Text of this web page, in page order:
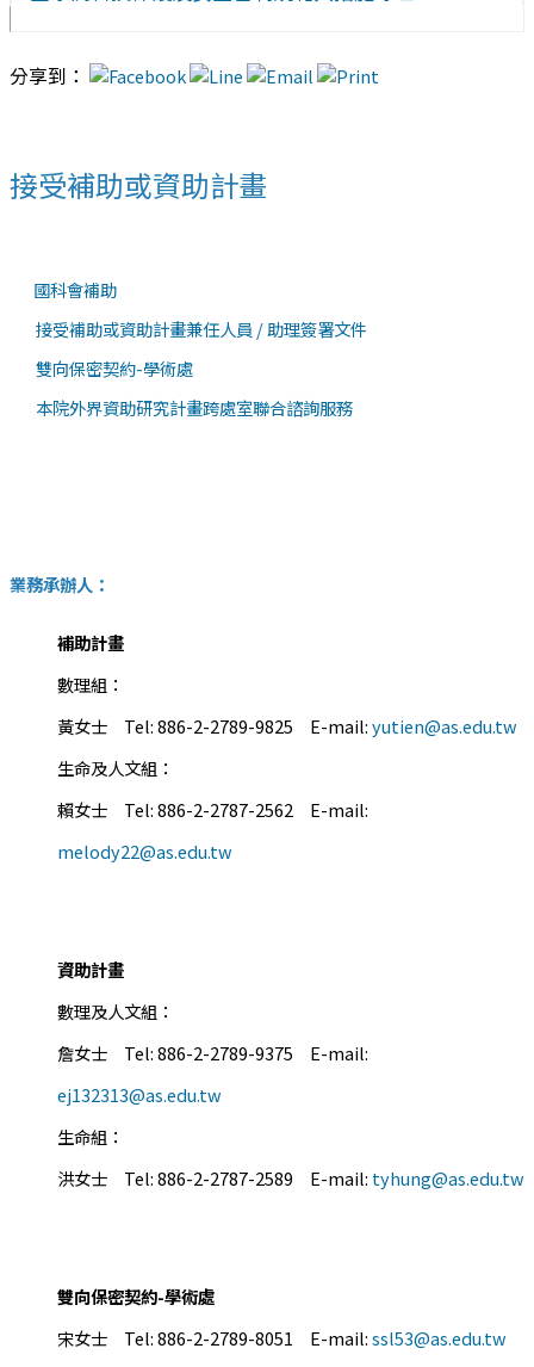
分享到：
接受補助或資助計畫
國科會補助
接受補助或資助計畫兼任人員 / 助理簽署文件
雙向保密契約-學術處
本院外界資助研究計畫跨處室聯合諮詢服務
業務承辦人：
補助計畫
數理組：
黃女士 Tel: 886-2-2789-9825 E-mail:yutien@as.edu.tw
生命及人文組：
賴女士 Tel: 886-2-2787-2562 E-mail:
melody22@as.edu.tw
資助計畫
數理及人文組：
詹女士 Tel: 886-2-2789-9375 E-mail:
ej132313@as.edu.tw
生命組：
洪女士 Tel: 886-2-2787-2589 E-mail: tyhung@as.edu.tw
雙向保密契約-學術處
宋女士 Tel: 886-2-2789-8051 E-mail:ssl53@as.edu.tw